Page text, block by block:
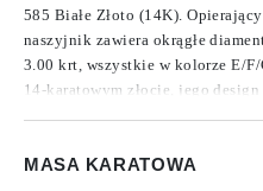
585 Białe Złoto (14K).
naszyjnik zawiera okrągłe
3.00 krt, wszystkie w kolorze E/
14-karatowym złocie, jego
biżuterii cichą pewność siebie.
MASA KARATOWA